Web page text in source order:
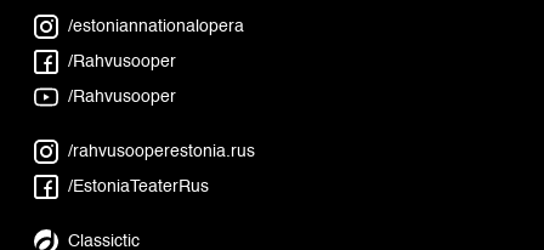
/estoniannationalopera
/Rahvusooper
/Rahvusooper
/rahvusooperestonia.rus
/EstoniaTeaterRus
Classictic